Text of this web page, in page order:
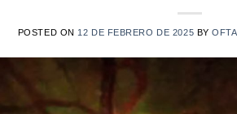
POSTED ON 12 DE FEBRERO DE 2025 BY